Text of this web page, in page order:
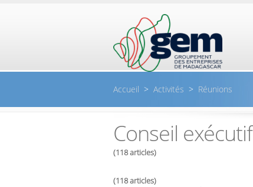
Accueil > Activités > Réunions
Conseil exécutif
(118 articles)
(118 articles)